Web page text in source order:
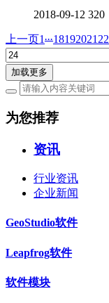
2018-09-12 320
上一页1...18192021 22
加载更多
为您推荐
资讯
行业资讯
企业新闻
GeoStudio软件
Leapfrog软件
软件模块